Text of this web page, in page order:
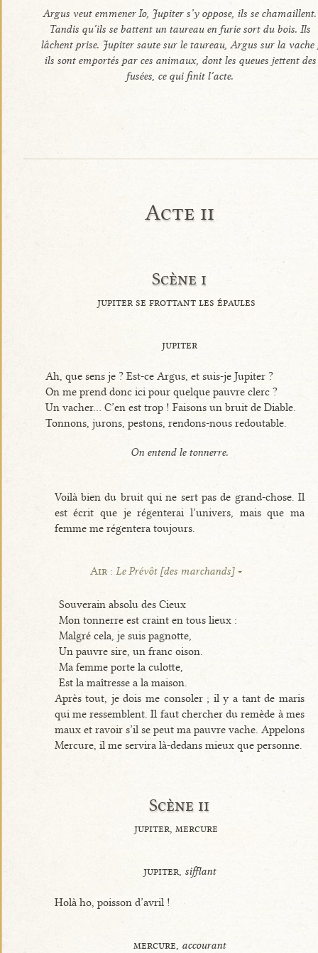
Argus veut emmener Io, Jupiter s’y oppose, ils se chamaillent.
Tandis qu’ils se battent un taureau en furie sort du bois. Ils
lâchent prise. Jupiter saute sur le taureau, Argus sur la vache
ils sont emportés par ces animaux, dont les queues jettent des
fusées, ce qui finit l’acte.
Acte ii
Scène i
jupiter se frottant les épaules
jupiter
Ah, que sens je ? Est-ce Argus, et suis-je Jupiter ?
On me prend donc ici pour quelque pauvre clerc ?
Un vacher... C’en est trop ! Faisons un bruit de Diable.
Tonnons, jurons, pestons, rendons-nous redoutable.
On entend le tonnerre.
Voilà bien du bruit qui ne sert pas de grand-chose. Il
est écrit que je régenterai l’univers, mais que ma
femme me régentera toujours.
Air : Le Prévôt [des marchands]
Souverain absolu des Cieux
Mon tonnerre est craint en tous lieux :
Malgré cela, je suis pagnotte,
Un pauvre sire, un franc oison.
Ma femme porte la culotte,
Est la maîtresse a la maison.
Après tout, je dois me consoler ; il y a tant de maris
qui me ressemblent. Il faut chercher du remède à mes
maux et ravoir s’il se peut ma pauvre vache. Appelons
Mercure, il me servira là-dedans mieux que personne.
Scène ii
jupiter, mercure
jupiter, sifflant
Holà ho, poisson d’avril !
mercure, accourant